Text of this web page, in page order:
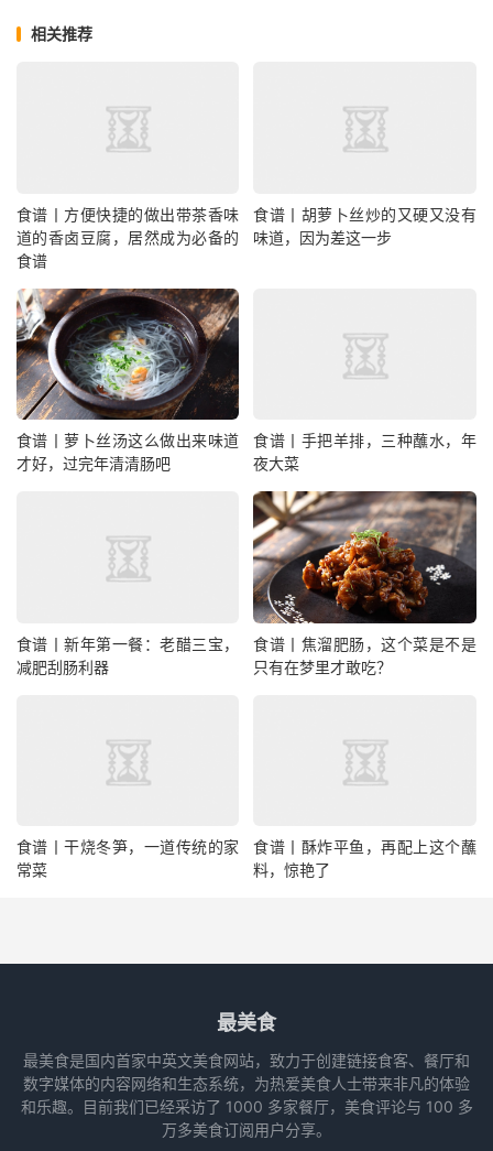
相关推荐
食谱丨方便快捷的做出带茶香味
道的香卤豆腐，居然成为必备的
食谱
食谱丨胡萝卜丝炒的又硬又没有
味道，因为差这一步
食谱丨萝卜丝汤这么做出来味道
才好，过完年清清肠吧
食谱丨手把羊排，三种蘸水，年
夜大菜
食谱丨新年第一餐：老醋三宝，
减肥刮肠利器
食谱丨焦溜肥肠，这个菜是不是
只有在梦里才敢吃？
食谱丨干烧冬笋，一道传统的家
常菜
食谱丨酥炸平鱼，再配上这个蘸
料，惊艳了
最美食
最美食是国内首家中英文美食网站，致力于创建链接食客、餐厅和
数字媒体的内容网络和生态系统，为热爱美食人士带来非凡的体验
和乐趣。目前我们已经采访了 1000 多家餐厅，美食评论与 100 多
万多美食订阅用户分享。